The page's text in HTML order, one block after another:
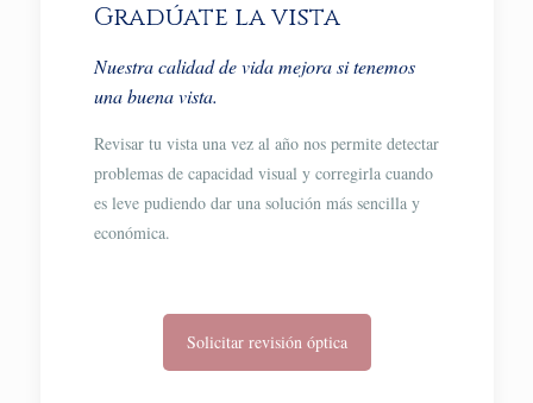
Gradúate la vista
Nuestra calidad de vida mejora si tenemos
una buena vista.
Revisar tu vista una vez al año nos permite detectar
problemas de capacidad visual y corregirla cuando
es leve pudiendo dar una solución más sencilla y
económica.
Solicitar revisión óptica